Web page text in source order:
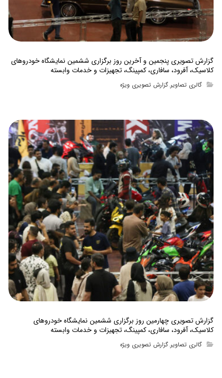
گزارش تصویری پنجمین و آخرین روز برگزاری ششمین نمایشگاه خودروهای
کلاسیک، آفرود، سافاری، کمپینگ، تجهیزات و خدمات وابسته
گالری تصاویر,گزارش تصویری ویژه
گزارش تصویری چهارمین روز برگزاری ششمین نمایشگاه خودروهای
کلاسیک، آفرود، سافاری، کمپینگ، تجهیزات و خدمات وابسته
گالری تصاویر,گزارش تصویری ویژه